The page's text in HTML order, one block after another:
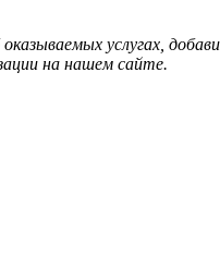
услугах,
на нашем сайте.